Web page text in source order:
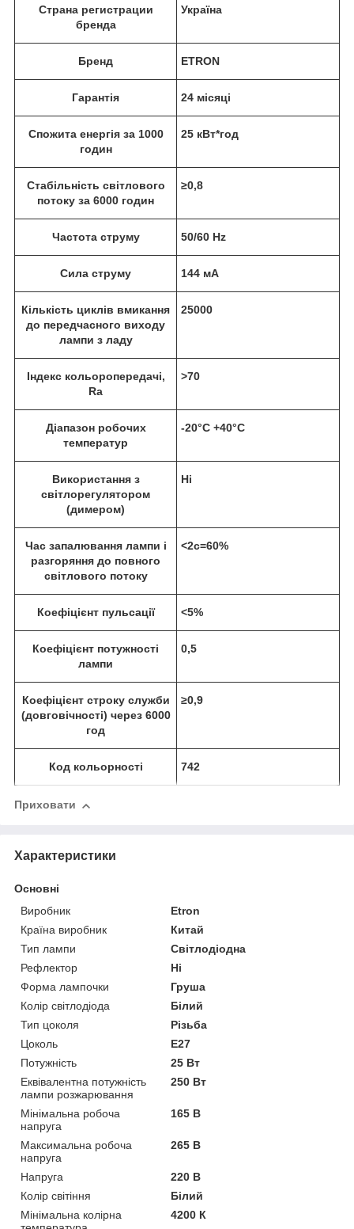
Страна регистрации
бренда
Україна
Бренд ETRON
Гарантія 24 місяці
Спожита енергія за 1000
годин
25 кВт*год
Стабільність світлового
потоку за 6000 годин
≥0,8
Частота струму 50/60 Hz
Сила струму 144 мА
Кількість циклів вмикання
до передчасного виходу
лампи з ладу
25000
Індекс кольоропередачі,
Ra
>70
Діапазон робочих
температур
-20°C +40°C
Використання з
світлорегулятором
(димером)
Ні
Час запалювання лампи і
разгоряння до повного
світлового потоку
<2c=60%
Коефіцієнт пульсації <5%
Коефіцієнт потужності
лампи
0,5
Коефіцієнт строку служби
(довговічності) через 6000
год
≥0,9
Код кольорності 742
Приховати
Характеристики
Основні
Виробник
Etron
Країна виробник
Китай
Тип лампи
Світлодіодна
Рефлектор
Ні
Форма лампочки
Груша
Колір світлодіода
Білий
Тип цоколя
Різьба
Цоколь
E27
Потужність
25 Вт
Еквівалентна потужність
лампи розжарювання
250 Вт
Мінімальна робоча
напруга
165 В
Максимальна робоча
напруга
265 В
Напруга
220 В
Колір світіння
Білий
Мінімальна колірна
4200 К